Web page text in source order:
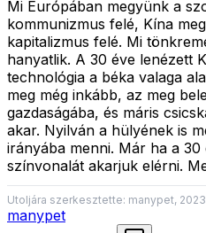
Mi Európában megyünk a
kommunizmus felé, Kína
kapitalizmus felé. Mi
hanyatlik. A 30 éve lenézett
technológia a béka valaga
meg még inkább, az meg
gazdaságába, és máris
akar. Nyilván a hülyének is
irányába menni. Már ha a
színvonalát akarjuk elérni.
Utoljára szerkesztette: manypet,
manypet